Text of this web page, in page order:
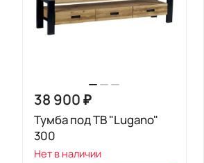
38 900 ₽
Тумба под ТВ "Lugano"
300
Нет в наличии